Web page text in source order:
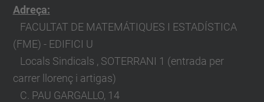
Adreça:
FACULTAT DE MATEMÁTIQUES I ESTADÍSTICA
(FME) - EDIFICI U
Locals Sindicals , SOTERRANI 1 (entrada per
carrer llorenç i artigas)
C. PAU GARGALLO, 14